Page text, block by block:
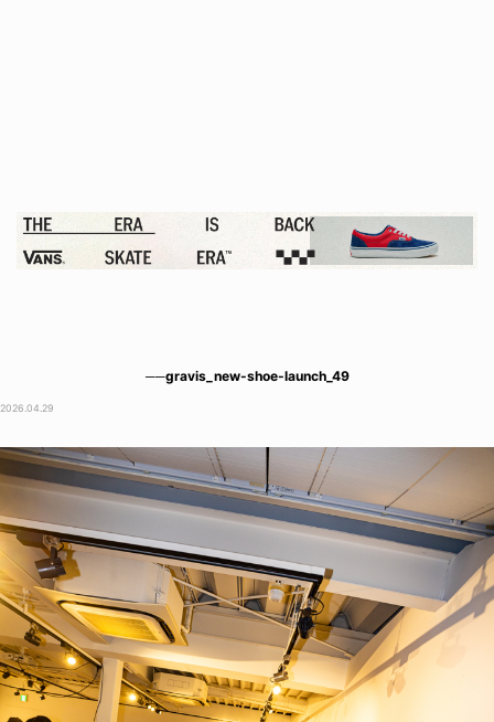
──gravis_new-shoe-launch_49
2026.04.29